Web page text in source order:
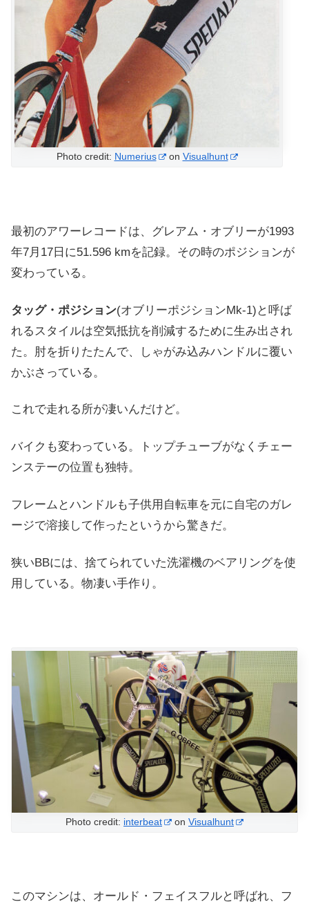
Photo credit: Numerius on Visualhunt
最初のアワーレコードは、グレアム・オブリーが1993
年7月17日に51.596 kmを記録。その時のポジションが
変わっている。
タッグ・ポジション(オブリーポジションMk-1)と呼ば
れるスタイルは空気抵抗を削減するために生み出され
た。肘を折りたたんで、しゃがみ込みハンドルに覆い
かぶさっている。
これで走れる所が凄いんだけど。
バイクも変わっている。トップチューブがなくチェー
ンステーの位置も独特。
フレームとハンドルも子供用自転車を元に自宅のガレ
ージで溶接して作ったというから驚きだ。
狭いBBには、捨てられていた洗濯機のベアリングを使
用している。物凄い手作り。
Photo credit: interbeat on Visualhunt
このマシンは、オールド・フェイスフルと呼ばれ、フ